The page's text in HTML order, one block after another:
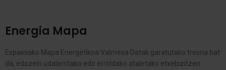
Energia Mapa
Espainiako Mapa Energetikoa Valmesa Datak garatutako tresna bat
da, edozein udalerritako edo erroldako ataletako etxebizitzen